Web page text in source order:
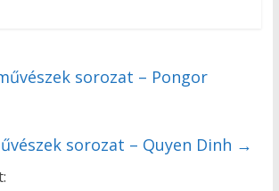
sorozat – Pongor
sorozat – Quyen Dinh →